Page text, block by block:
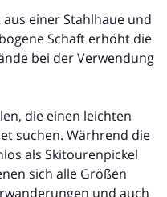
einer Stahlhaue und
Schaft erhöht die
bei der Verwendung
die einen leichten
suchen. Wärhrend die
als Skitourenpickel
sich alle Größen
und auch